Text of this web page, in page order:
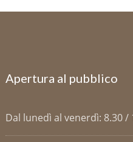
Apertura al pubblico
Dal lunedì al venerdì: 8.30 /